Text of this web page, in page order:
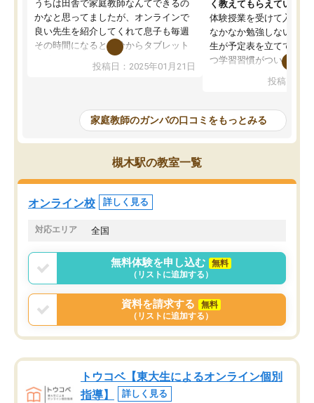
うちは田舎で家庭教師なんてできるの
かなと思ってましたが、オンラインで
良い先生を紹介してくれて息子も毎週
その時間になると自分からタブレット
を開いてzoomを繋げるようになりまし
た！5科目なんでもOKなのもとても気
めて1年ほどだった今では平均点以上の
科目が増えてきました！あと1年受験ま
であるので無料の週末教室を使用しな
がら頑張って欲しいと思います！
投稿日：2025年01月21日
く教えてもらえている
体験授業を受けて入塾し
なかなか勉強しない息子
生が予定表を立ててくれ
つ学習習慣がついてきま
指導が無い日も予定表
問できるのでとても助か
投稿日：
家庭教師のガンバの口コミをもっとみる
槻木駅の教室一覧
オンライン校 詳しく見る
対応エリア 全国
無料体験を申し込む
無料
（リストに追加する）
資料を請求する
無料
（リストに追加する）
トウコベ【東大生によるオンライン個別
指導】
詳しく見る